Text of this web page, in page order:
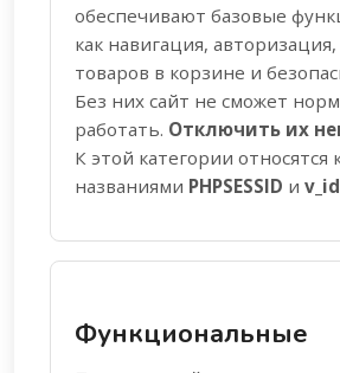
обеспечивают базовые
как навигация,
товаров в корзине и
Без них сайт не сможет
работать. Отключить их
К этой категории относятся
названиями PHPSESSID и v_id
Функциональные